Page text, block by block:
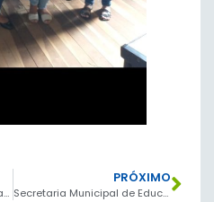
Prefeito Interino cria proposta de revisão geral anual de salário para todos os funcionários do município de Lamim
PRÓXIMO
Secretaria Municipal de Educação realiza entrega do 2º kit Merenda Escolar de 2021.